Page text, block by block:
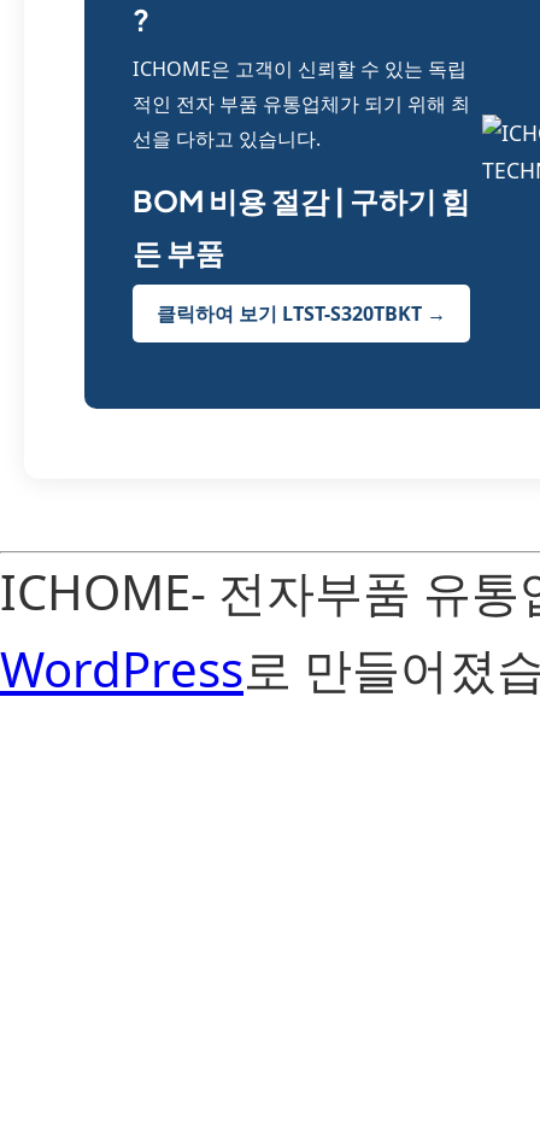
?
ICHOME은 고객이 신뢰할 수 있는 독립
적인 전자 부품 유통업체가 되기 위해 최
선을 다하고 있습니다.
BOM 비용 절감 | 구하기 힘
든 부품
클릭하여 보기 LTST-S320TBKT →
ICHOME- 전자부품 유
WordPress로 만들어졌